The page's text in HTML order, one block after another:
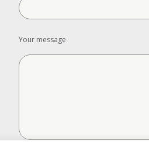
Your message